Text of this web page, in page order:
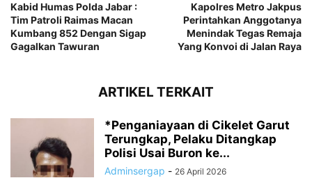
Kabid Humas Polda Jabar :
Tim Patroli Raimas Macan
Kumbang 852 Dengan Sigap
Gagalkan Tawuran
Kapolres Metro Jakpus
Perintahkan Anggotanya
Menindak Tegas Remaja
Yang Konvoi di Jalan Raya
ARTIKEL TERKAIT
*Penganiayaan di Cikelet Garut
Terungkap, Pelaku Ditangkap
Polisi Usai Buron ke...
Adminsergap - 26 April 2026